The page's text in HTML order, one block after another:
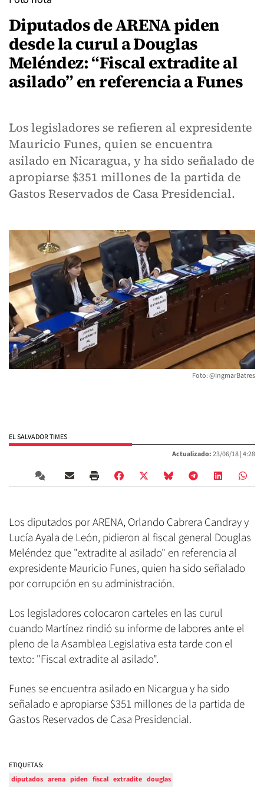
Diputados de ARENA piden
desde la curul a Douglas
Meléndez: “Fiscal extradite al
asilado” en referencia a Funes
Los legisladores se refieren al expresidente
Mauricio Funes, quien se encuentra
asilado en Nicaragua, y ha sido señalado de
apropiarse $351 millones de la partida de
Gastos Reservados de Casa Presidencial.
Foto: @IngmarBatres
EL SALVADOR TIMES
Actualizado:23/06/18 |4:28
Los diputados por ARENA, Orlando Cabrera Candray y
Lucía Ayala de León, pidieron al fiscal general Douglas
Meléndez que "extradite al asilado" en referencia al
expresidente Mauricio Funes, quien ha sido señalado
por corrupción en su administración.
Los legisladores colocaron carteles en las curul
cuando Martínez rindió su informe de labores ante el
pleno de la Asamblea Legislativa esta tarde con el
texto: "Fiscal extradite al asilado".
Funes se encuentra asilado en Nicargua y ha sido
señalado e apropiarse $351 millones de la partida de
Gastos Reservados de Casa Presidencial.
ETIQUETAS:
diputados arena piden fiscal extradite douglas